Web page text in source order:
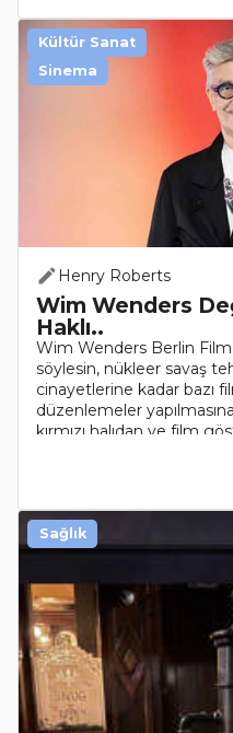
Henry Roberts
Wim Wenders
Haklı..
Wim Wenders Berlin
söylesin, nükleer savaş
cinayetlerine kadar bazı
düzenlemeler
kırmızı halıdan ve film
Kültür Sanat
Sinema
Sağlık